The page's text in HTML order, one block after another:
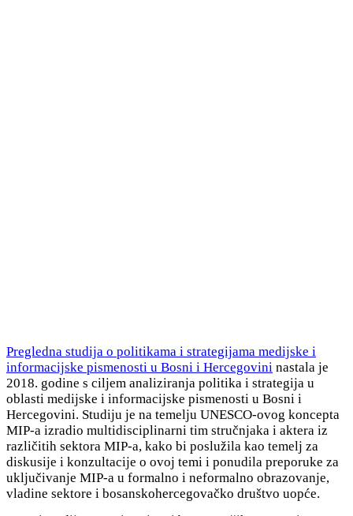
Pregledna studija o politikama i strategijama medijske i
informacijske pismenosti u Bosni i Hercegovini nastala je
2018. godine s ciljem analiziranja politika i strategija u
oblasti medijske i informacijske pismenosti u Bosni i
Hercegovini. Studiju je na temelju UNESCO-ovog koncepta
MIP-a izradio multidisciplinarni tim stručnjaka i aktera iz
različitih sektora MIP-a, kako bi poslužila kao temelj za
diskusije i konzultacije o ovoj temi i ponudila preporuke za
uključivanje MIP-a u formalno i neformalno obrazovanje,
vladine sektore i bosanskohercegovačko društvo uopće.